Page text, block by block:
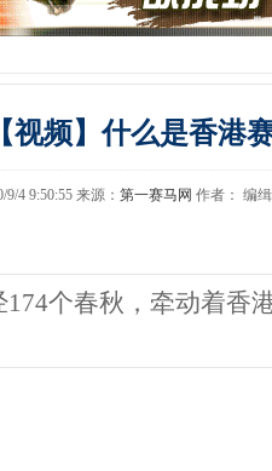
【视频】什么是香港
9/4 9:50:55 来源： 第一赛马网 作者： 编
个春秋，牵动着香